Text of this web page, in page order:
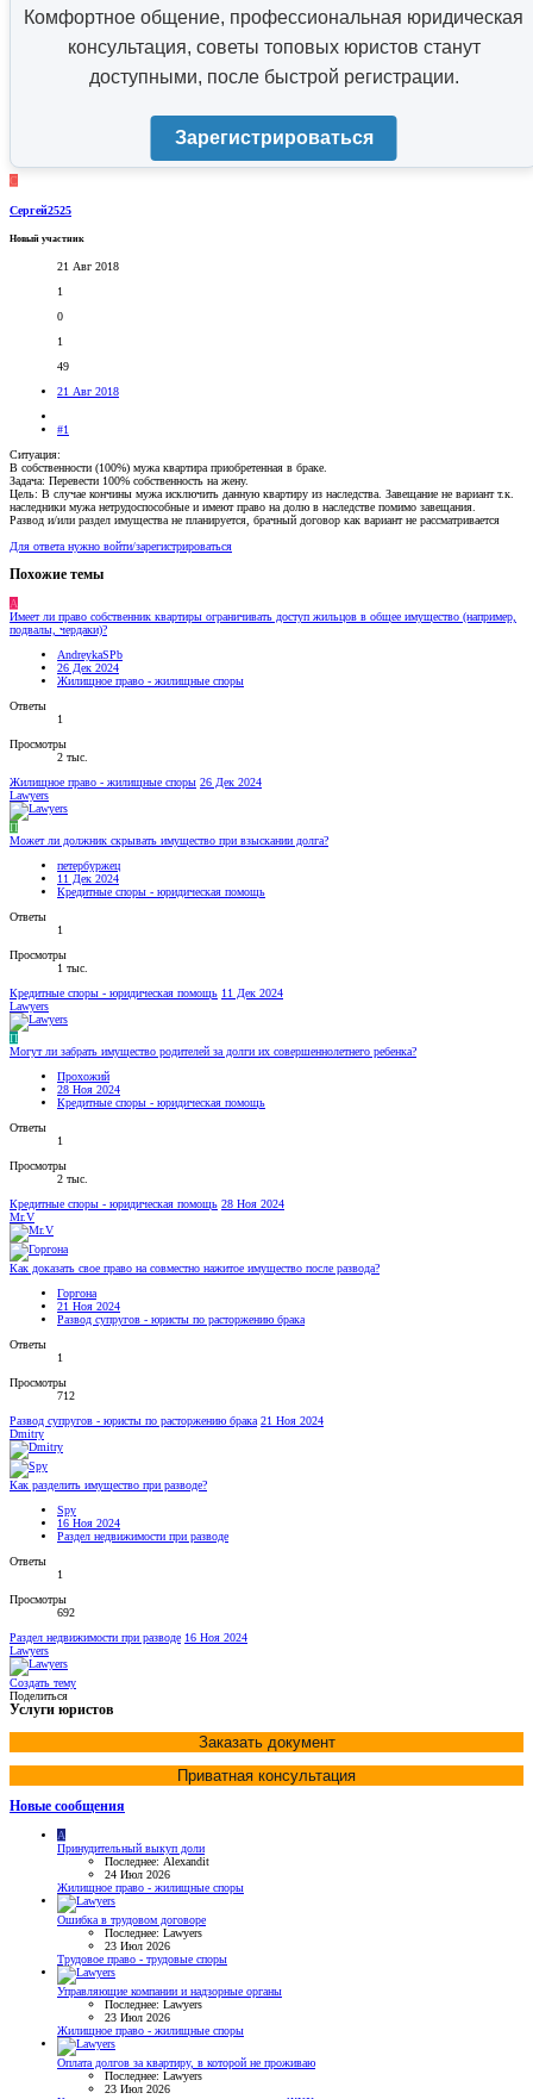
Комфортное общение, профессиональная юридическая
консультация, советы топовых юристов станут
доступными, после быстрой регистрации.
Зарегистрироваться
С
Сергей2525
Новый участник
21 Авг 2018
1
0
1
49
21 Авг 2018
#1
Ситуация:
В собственности (100%) мужа квартира приобретенная в браке.
Задача: Перевести 100% собственность на жену.
Цель: В случае кончины мужа исключить данную квартиру из наследства. Завещание не вариант т.к.
наследники мужа нетрудоспособные и имеют право на долю в наследстве помимо завещания.
Развод и/или раздел имущества не планируется, брачный договор как вариант не рассматривается
Для ответа нужно войти/зарегистрироваться
Похожие темы
A
Имеет ли право собственник квартиры ограничивать доступ жильцов в общее имущество (например,
подвалы, чердаки)?
AndreykaSPb
26 Дек 2024
Жилищное право - жилищные споры
Ответы
1
Просмотры
2 тыс.
Жилищное право - жилищные споры 26 Дек 2024
Lawyers
П
Может ли должник скрывать имущество при взыскании долга?
петербуржец
11 Дек 2024
Кредитные споры - юридическая помощь
Ответы
1
Просмотры
1 тыс.
Кредитные споры - юридическая помощь 11 Дек 2024
Lawyers
П
Могут ли забрать имущество родителей за долги их совершеннолетнего ребенка?
Прохожий
28 Ноя 2024
Кредитные споры - юридическая помощь
Ответы
1
Просмотры
2 тыс.
Кредитные споры - юридическая помощь 28 Ноя 2024
Mr.V
Как доказать свое право на совместно нажитое имущество после развода?
Горгона
21 Ноя 2024
Развод супругов - юристы по расторжению брака
Ответы
1
Просмотры
712
Развод супругов - юристы по расторжению брака 21 Ноя 2024
Dmitry
Как разделить имущество при разводе?
Spy
16 Ноя 2024
Раздел недвижимости при разводе
Ответы
1
Просмотры
692
Раздел недвижимости при разводе 16 Ноя 2024
Lawyers
Создать тему
Поделиться
Услуги юристов
Заказать документ
Приватная консультация
Новые сообщения
A
Принудительный выкуп доли
Последнее: Alexandit
24 Июл 2026
Жилищное право - жилищные споры
Ошибка в трудовом договоре
Последнее: Lawyers
23 Июл 2026
Трудовое право - трудовые споры
Управляющие компании и надзорные органы
Последнее: Lawyers
23 Июл 2026
Жилищное право - жилищные споры
Оплата долгов за квартиру, в которой не проживаю
Последнее: Lawyers
23 Июл 2026